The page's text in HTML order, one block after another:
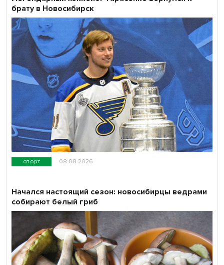
спорт 08.08.2026
брату в Новосибирск
Начался настоящий сезон: новосибирцы ведрами
собирают белый гриб